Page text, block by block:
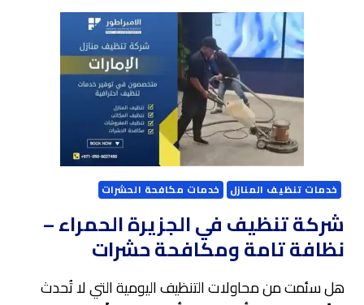
القصيص
|
تنظيف
وفلل
ومكافحة
حشرات
خدمات تنظيف المنازل خدمات مكافحة الحشرات
شركة تنظيف في الجزيرة الحمراء –
نظافة تامة ومكافحة حشرات
هل سئمت من محاولات التنظيف اليومية التي لا تُحدث